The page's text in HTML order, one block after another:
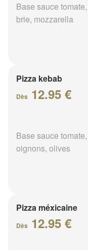
Base sauce
brie, mozzarella
Pizza kebab
Dès 12.95 €
Base sauce
oignons, olives
Pizza méxicaine
Dès 12.95 €